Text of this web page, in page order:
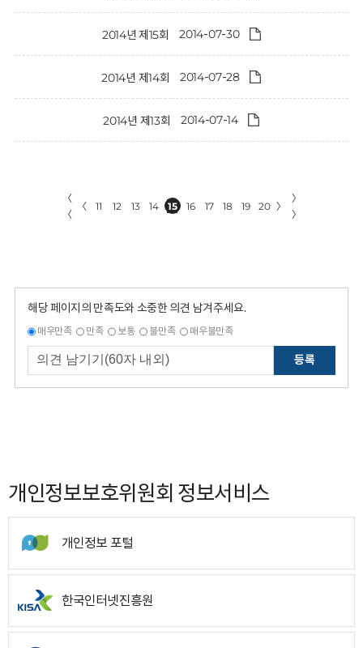
2014년 제15회 2014-07-30
2014년 제14회 2014-07-28
2014년 제13회 2014-07-14
〈
〈
〈 11 12 13 14 15 16 17 18 19 20 〉
〉
〉
해당 페이지의 만족도와 소중한 의견 남겨주세요.
매우만족 만족 보통 불만족 매우불만족
등록
개인정보보호위원회 정보서비스
개인정보 포털
한국인터넷진흥원